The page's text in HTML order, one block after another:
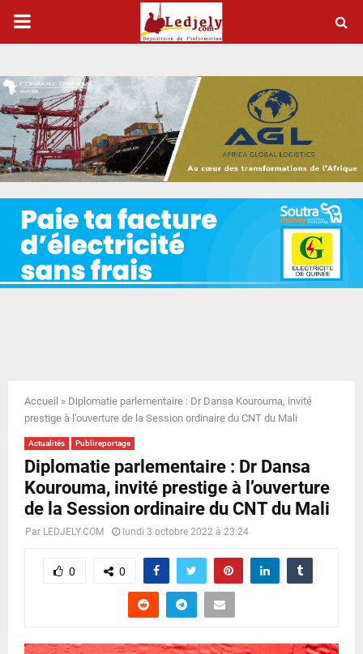
P
I
M
A
R
Y
N
U
Accueil » Diplomatie parlementaire : Dr Dansa Kourouma, invité
prestige à l’ouverture de la Session ordinaire du CNT du Mali
Actualités Publireportage
Diplomatie parlementaire : Dr Dansa
Kourouma, invité prestige à l’ouverture
de la Session ordinaire du CNT du Mali
Par LEDJELY.COM lundi 3 octobre 2022 à 23:24
0 0